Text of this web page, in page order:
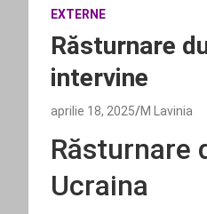
EXTERNE
Răsturnare
intervine
aprilie 18, 2025 M Lavinia
Răsturnare
Ucraina